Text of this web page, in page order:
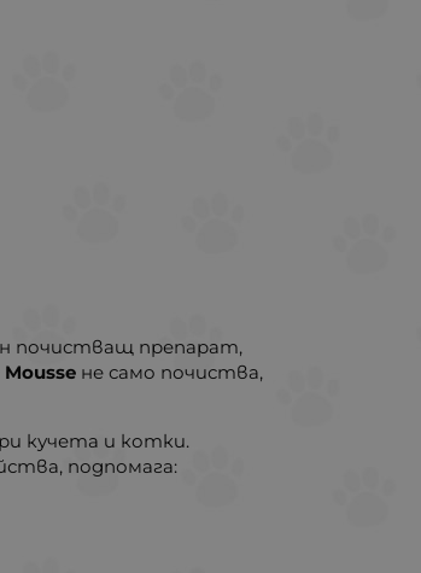
почистващ препарат,
Mousse не само почиства,
кучета и котки.
подпомага: